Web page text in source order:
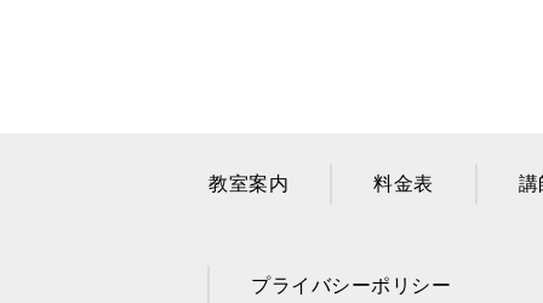
教室案内 料金表 講
プライバシーポリシー